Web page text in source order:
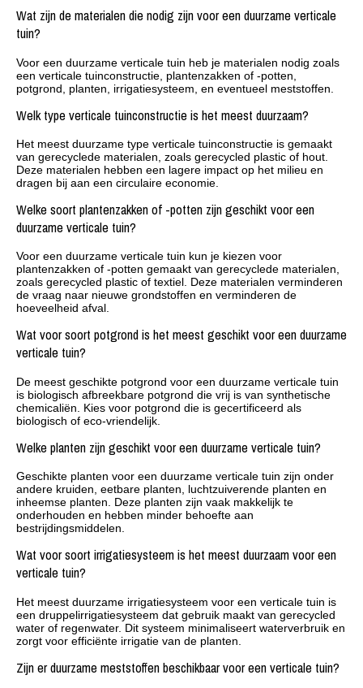
Wat zijn de materialen die nodig zijn voor een duurzame verticale
tuin?
Voor een duurzame verticale tuin heb je materialen nodig zoals
een verticale tuinconstructie, plantenzakken of -potten,
potgrond, planten, irrigatiesysteem, en eventueel meststoffen.
Welk type verticale tuinconstructie is het meest duurzaam?
Het meest duurzame type verticale tuinconstructie is gemaakt
van gerecyclede materialen, zoals gerecycled plastic of hout.
Deze materialen hebben een lagere impact op het milieu en
dragen bij aan een circulaire economie.
Welke soort plantenzakken of -potten zijn geschikt voor een
duurzame verticale tuin?
Voor een duurzame verticale tuin kun je kiezen voor
plantenzakken of -potten gemaakt van gerecyclede materialen,
zoals gerecycled plastic of textiel. Deze materialen verminderen
de vraag naar nieuwe grondstoffen en verminderen de
hoeveelheid afval.
Wat voor soort potgrond is het meest geschikt voor een duurzame
verticale tuin?
De meest geschikte potgrond voor een duurzame verticale tuin
is biologisch afbreekbare potgrond die vrij is van synthetische
chemicaliën. Kies voor potgrond die is gecertificeerd als
biologisch of eco-vriendelijk.
Welke planten zijn geschikt voor een duurzame verticale tuin?
Geschikte planten voor een duurzame verticale tuin zijn onder
andere kruiden, eetbare planten, luchtzuiverende planten en
inheemse planten. Deze planten zijn vaak makkelijk te
onderhouden en hebben minder behoefte aan
bestrijdingsmiddelen.
Wat voor soort irrigatiesysteem is het meest duurzaam voor een
verticale tuin?
Het meest duurzame irrigatiesysteem voor een verticale tuin is
een druppelirrigatiesysteem dat gebruik maakt van gerecycled
water of regenwater. Dit systeem minimaliseert waterverbruik en
zorgt voor efficiënte irrigatie van de planten.
Zijn er duurzame meststoffen beschikbaar voor een verticale tuin?